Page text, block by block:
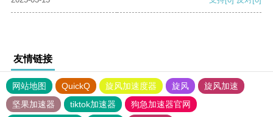
友情链接
网站地图 QuickQ 旋风加速度器 旋风
旋风加速
坚果加速器
tiktok加速器
狗急加速器官网